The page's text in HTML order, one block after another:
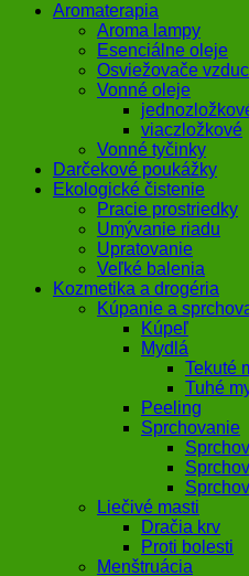
Aromaterapia
Aroma lampy
Esenciálne oleje
Osviežovače
Vonné oleje
viaczložkové
Vonné tyčinky
Darčekové poukážky
Ekologické čistenie
Pracie prostriedky
Umývanie riadu
Upratovanie
Veľké balenia
Kozmetika a drogéria
Kúpanie a
Kúpeľ
Mydlá
Tekuté
Tuhé
Peeling
Sprchovanie
Liečivé masti
Dračia krv
Proti bolesti
Menštruácia